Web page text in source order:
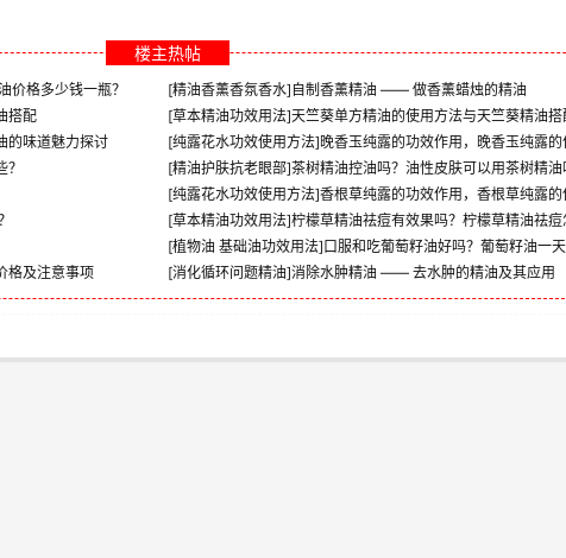
楼主热帖
价格多少钱一瓶？ 自制香薰精油 —— 做香薰蜡烛的精油
[精油香薰香氛香水]
搭配
天竺葵单方精油的使用方法与天竺葵精油搭
[草本精油功效用法]
的味道魅力探讨
晚香玉纯露的功效作用，晚香玉纯露
[纯露花水功效使用方法]
茶树精油控油吗？油性皮肤可以用茶树精油
[精油护肤抗老眼部]
香根草纯露的功效作用，香根草纯露
[纯露花水功效使用方法]
柠檬草精油祛痘有效果吗？柠檬草精油祛痘
[草本精油功效用法]
口服和吃葡萄籽油好吗？葡萄籽油一天
[植物油 基础油功效用法]
格及注意事项
消除水肿精油 —— 去水肿的精油及其应用
[消化循环问题精油]